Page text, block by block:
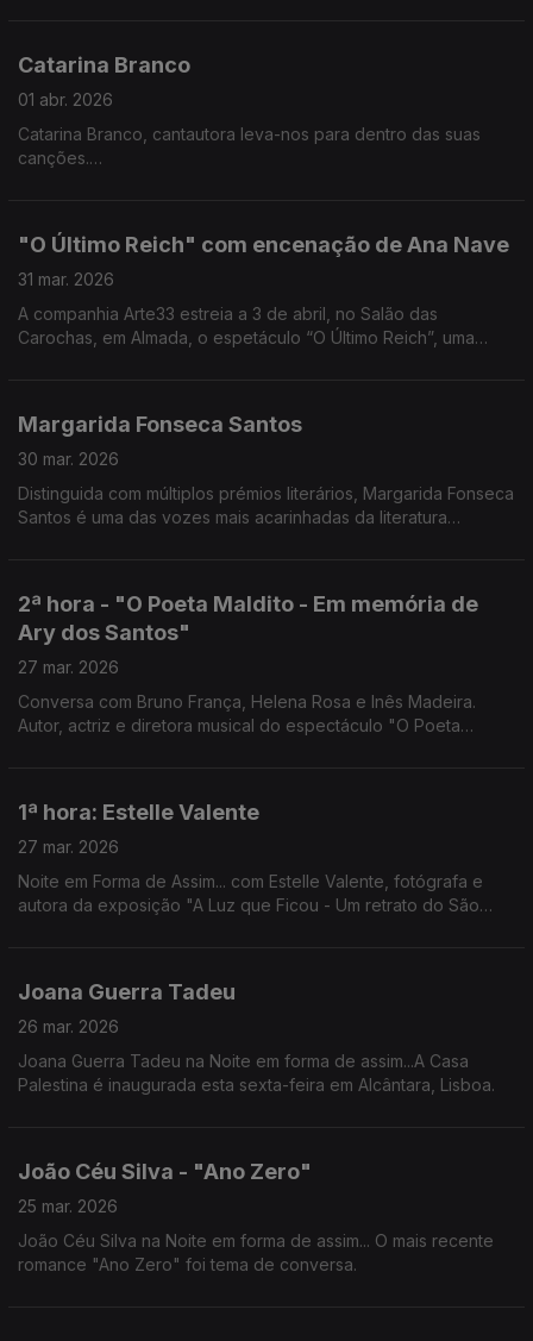
Catarina Branco
01 abr. 2026
Catarina Branco, cantautora leva-nos para dentro das suas
canções.
Um encontro onde cada verso respira e cada silêncio também
canta.
"O Último Reich" com encenação de Ana Nave
31 mar. 2026
A companhia Arte33 estreia a 3 de abril, no Salão das
Carochas, em Almada, o espetáculo “O Último Reich”, uma
Margarida Fonseca Santos
30 mar. 2026
Distinguida com múltiplos prémios literários, Margarida Fonseca
Santos é uma das vozes mais acarinhadas da literatura
2ª hora - "O Poeta Maldito - Em memória de
Ary dos Santos"
27 mar. 2026
Conversa com Bruno França, Helena Rosa e Inês Madeira.
Autor, actriz e diretora musical do espectáculo "O Poeta
1ª hora: Estelle Valente
27 mar. 2026
Noite em Forma de Assim... com Estelle Valente, fotógrafa e
autora da exposição "A Luz que Ficou - Um retrato do São
Joana Guerra Tadeu
26 mar. 2026
Joana Guerra Tadeu na Noite em forma de assim...A Casa
Palestina é inaugurada esta sexta-feira em Alcântara, Lisboa.
João Céu Silva - "Ano Zero"
25 mar. 2026
João Céu Silva na Noite em forma de assim... O mais recente
romance "Ano Zero" foi tema de conversa.